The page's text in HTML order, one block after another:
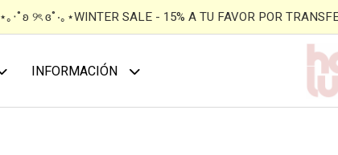
⋆｡‧˚ʚ ୨ৎ ɞ˚‧｡⋆WINTER SALE - 15% A TU FAVOR POR
INFORMACIÓN